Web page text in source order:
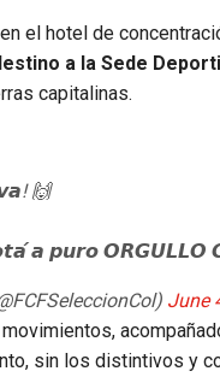
el hotel de
a la Sede
capitalinas.
🙌
𝙖 𝙥𝙪𝙧𝙤
June
movimientos,
sin los distintivos y